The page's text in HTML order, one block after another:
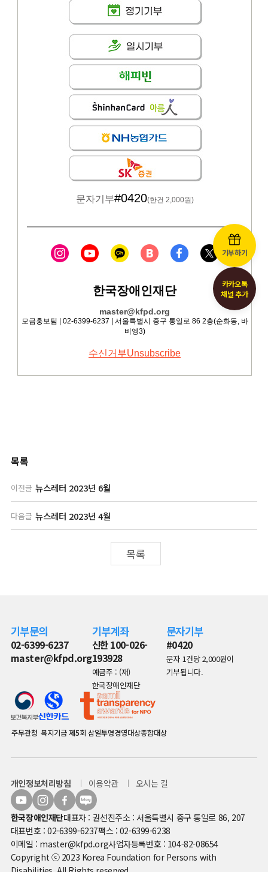
목록
이전글 뉴스레터 2023년 6월
다음글 뉴스레터 2023년 4월
목록
기부하기
카카오톡
채널 추가
기부문의
02-6399-6237
master@kfpd.org
기부계좌
신한 100-026-
193928
예금주 : (재)
한국장애인재단
문자기부
#0420
문자 1건당 2,000원이
기부됩니다.
주무관청 복지기금제5회 삼일투명경영대상종합대상
개인정보처리방침 이용약관 오시는 길
한국장애인재단대표자 : 권선진주소 : 서울특별시 중구 통일로 86, 207
대표번호 : 02-6399-6237팩스 : 02-6399-6238
이메일 : master@kfpd.org사업자등록번호 : 104-82-08654
Copyright ⓒ 2023 Korea Foundation for Persons with